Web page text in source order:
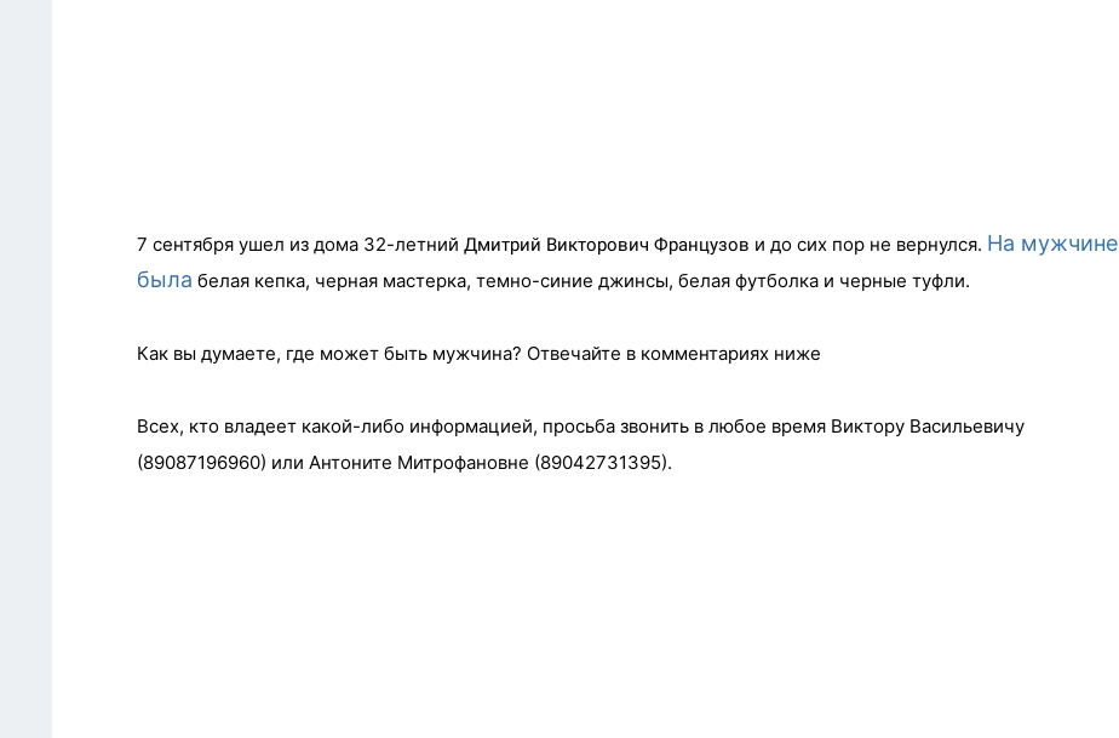
7 сентября ушел из дома 32-летний Дмитрий Викторович Французов и до сих пор не вернулся. На мужчине
была белая кепка, черная мастерка, темно-синие джинсы, белая футболка и черные туфли.
Как вы думаете, где может быть мужчина? Отвечайте в комментариях ниже
Всех, кто владеет какой-либо информацией, просьба звонить в любое время Виктору Васильевичу
(89087196960) или Антоните Митрофановне (89042731395).